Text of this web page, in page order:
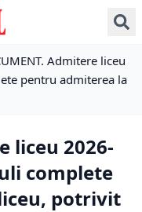
Admitere liceu
pentru admiterea la
liceu 2026-
complete
potrivit